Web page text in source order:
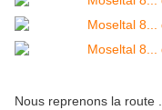
Nous reprenons la route